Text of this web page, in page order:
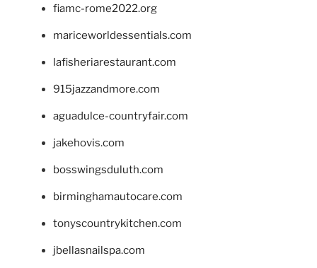
fiamc-rome2022.org
mariceworldessentials.com
lafisheriarestaurant.com
915jazzandmore.com
aguadulce-countryfair.com
jakehovis.com
bosswingsduluth.com
birminghamautocare.com
tonyscountrykitchen.com
jbellasnailspa.com